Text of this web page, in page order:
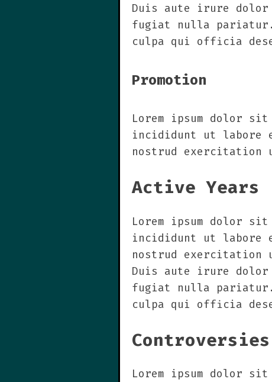
Duis aute irure
fugiat nulla pariatur.
culpa qui officia
Promotion
Lorem ipsum dolor
incididunt ut labore
nostrud exercitation
Active Years
Lorem ipsum dolor
incididunt ut labore
nostrud exercitation
Duis aute irure
fugiat nulla pariatur.
culpa qui officia
Controversies
Lorem ipsum dolor